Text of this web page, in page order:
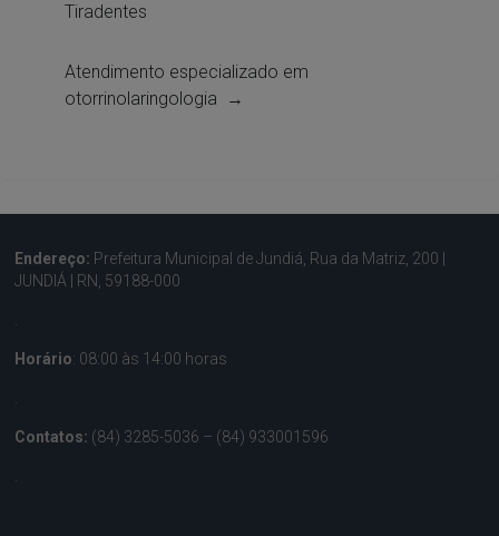
Tiradentes
Atendimento especializado em
otorrinolaringologia
→
Endereço: Prefeitura Municipal de Jundiá, Rua da Matriz, 200 |
JUNDIÁ | RN, 59188-000
.
Horário: 08:00 às 14:00 horas
.
Contatos: (84) 3285-5036 – (84) 933001596
.